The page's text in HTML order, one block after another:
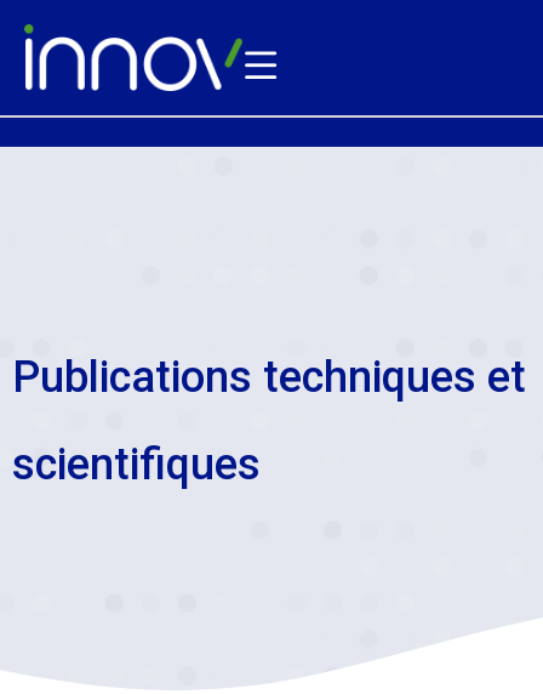
Publications techniques et
scientifiques